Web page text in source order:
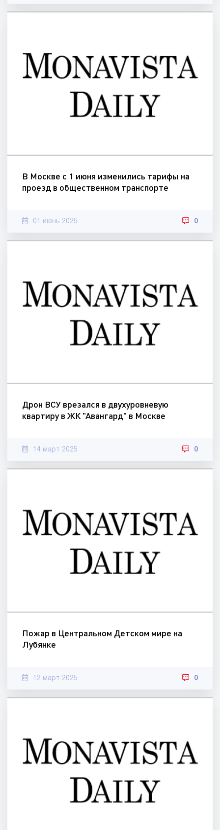
В Москве с 1 июня изменились тарифы на
проезд в общественном транспорте
01 июнь 2025 0
Дрон ВСУ врезался в двухуровневую
квартиру в ЖК "Авангард" в Москве
14 март 2025 0
Пожар в Центральном Детском мире на
Лубянке
12 март 2025 0